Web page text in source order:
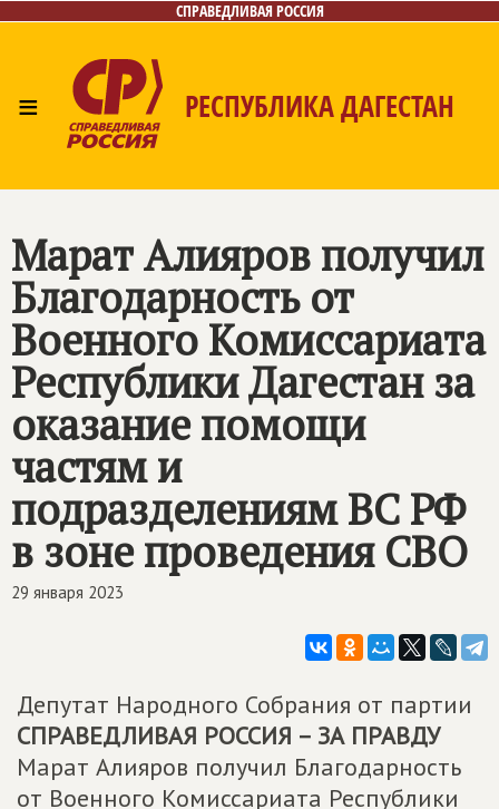
СПРАВЕДЛИВАЯ РОССИЯ
≡ РЕСПУБЛИКА ДАГЕСТАН
Марат Алияров получил
Благодарность от
Военного Комиссариата
Республики Дагестан за
оказание помощи
частям и
подразделениям ВС РФ
в зоне проведения СВО
29 января 2023
Депутат Народного Собрания от партии
СПРАВЕДЛИВАЯ РОССИЯ – ЗА ПРАВДУ
Марат Алияров получил Благодарность
от Военного Комиссариата Республики